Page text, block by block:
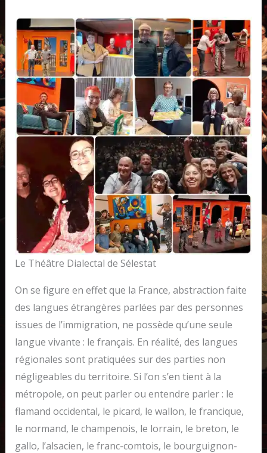
Le Théâtre Dialectal de Sélestat
On se figure en effet que la France, abstraction faite
des langues étrangères parlées par des personnes
issues de l’immigration, ne possède qu’une seule
langue vivante : le français. En réalité, des langues
régionales sont pratiquées sur des parties non
négligeables du territoire. Si l’on s’en tient à la
métropole, on peut parler ou entendre parler : le
flamand occidental, le picard, le wallon, le francique,
le normand, le champenois, le lorrain, le breton, le
gallo, l’alsacien, le franc-comtois, le bourguignon-